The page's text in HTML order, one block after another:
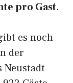
pro Gast.
es noch
der
Neustadt